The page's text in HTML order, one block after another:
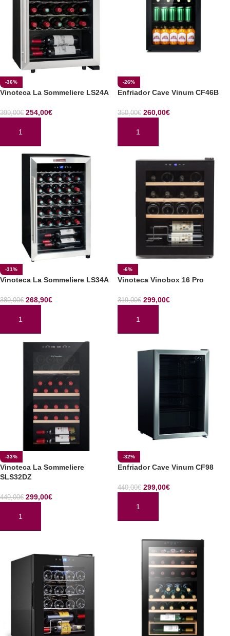
-36%
Vinoteca La Sommeliere LS24A
399,00€ 254,00€
AÑADIR AL CARRITO
-26%
Enfriador Cave Vinum CF46B
350,00€ 260,00€
AÑADIR AL CARRITO
-31%
Vinoteca La Sommeliere LS34A
389,00€ 268,90€
AÑADIR AL CARRITO
-6%
Vinoteca Vinobox 16 Pro
319,00€ 299,00€
AÑADIR AL CARRITO
-33%
Vinoteca La Sommeliere
SLS32DZ
449,00€ 299,00€
AÑADIR AL CARRITO
-32%
Enfriador Cave Vinum CF98
440,00€ 299,00€
AÑADIR AL CARRITO